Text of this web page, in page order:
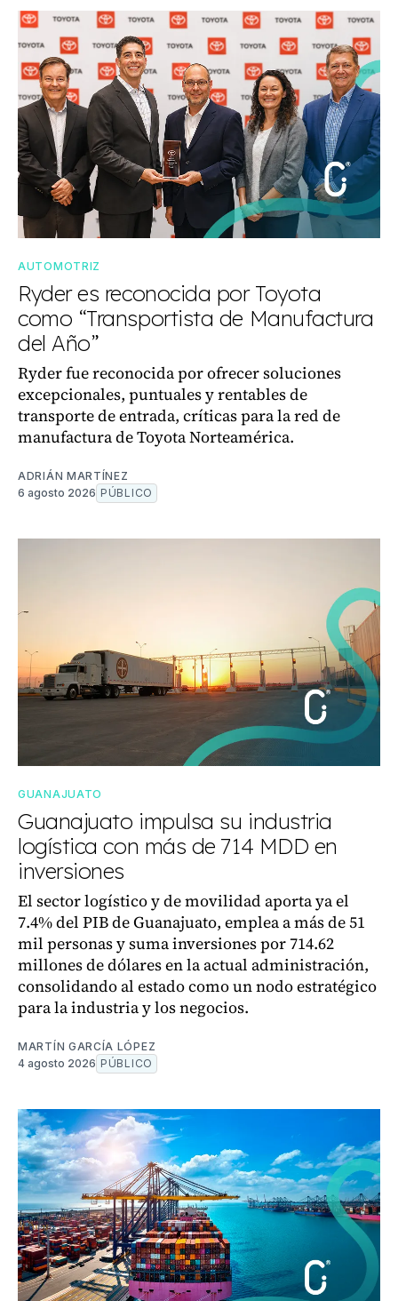
AUTOMOTRIZ
Ryder es reconocida por Toyota
como “Transportista de Manufactura
del Año”
Ryder fue reconocida por ofrecer soluciones
excepcionales, puntuales y rentables de
transporte de entrada, críticas para la red de
manufactura de Toyota Norteamérica.
ADRIÁN MARTÍNEZ
6 agosto 2026 PÚBLICO
GUANAJUATO
Guanajuato impulsa su industria
logística con más de 714 MDD en
inversiones
El sector logístico y de movilidad aporta ya el
7.4% del PIB de Guanajuato, emplea a más de 51
mil personas y suma inversiones por 714.62
millones de dólares en la actual administración,
consolidando al estado como un nodo estratégico
para la industria y los negocios.
MARTÍN GARCÍA LÓPEZ
4 agosto 2026 PÚBLICO